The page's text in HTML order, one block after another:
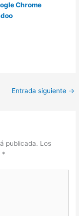
Chrome
Entrada siguiente →
publicada. Los
*